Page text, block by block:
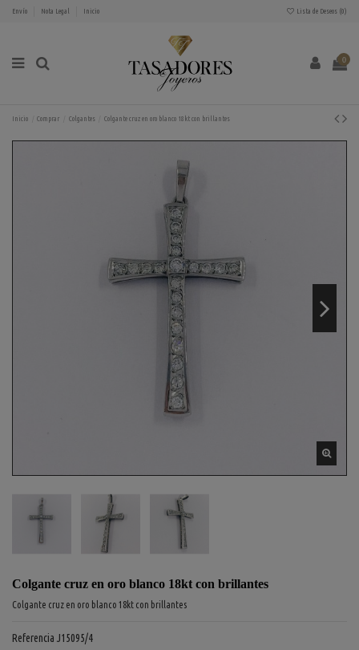
Envío Nota Legal Inicio Lista de Deseos (0)
0
Inicio Comprar Colgantes Colgante cruz en oro blanco 18kt con brillantes
Colgante cruz en oro blanco 18kt con brillantes
Colgante cruz en oro blanco 18kt con brillantes
Referencia J15095/4